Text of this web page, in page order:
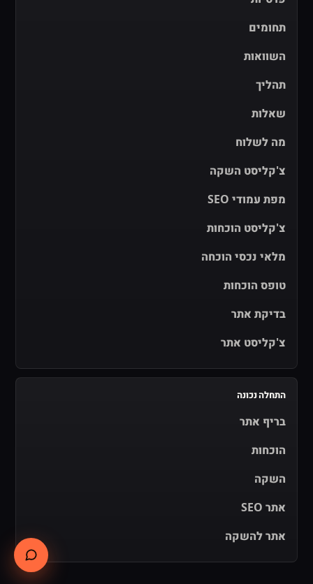
תחומים
השוואות
תהליך
שאלות
מה לשלוח
צ'קליסט השקה
מפת עמודי SEO
צ'קליסט הוכחות
מלאי נכסי הוכחה
טופס הוכחות
בדיקת אתר
צ'קליסט אתר
התחלה נכונה
בריף אתר
הוכחות
השקה
אתר SEO
אתר להשקה